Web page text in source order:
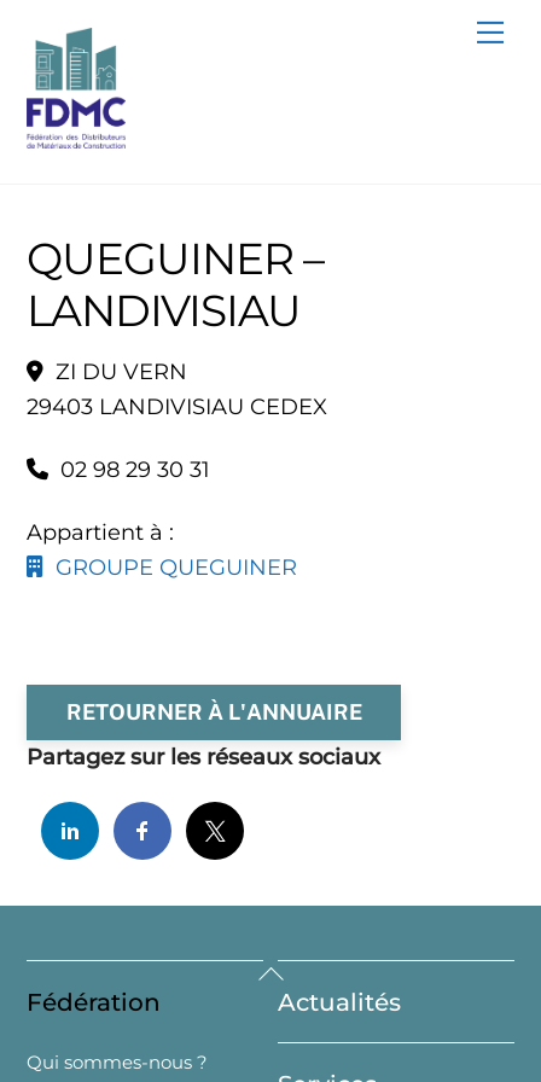
content
QUEGUINER –
LANDIVISIAU
ZI DU VERN
29403 LANDIVISIAU CEDEX
02 98 29 30 31
Appartient à :
GROUPE QUEGUINER
RETOURNER À L'ANNUAIRE
Partagez sur les réseaux sociaux
Back
To
Top
Fédération
Qui sommes-nous ?
Actualités